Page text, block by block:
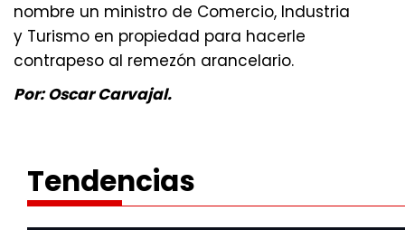
nombre un ministro de Comercio, Industria
y Turismo en propiedad para hacerle
contrapeso al remezón arancelario.
Por: Oscar Carvajal.
Tendencias